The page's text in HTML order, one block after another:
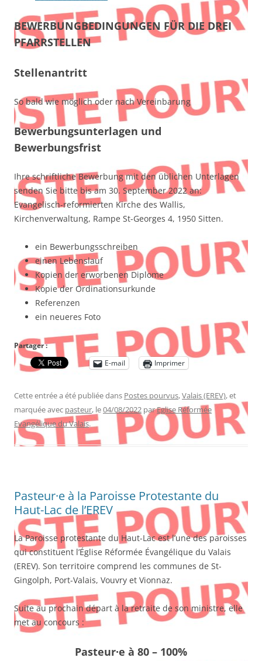
BEWERBUNGBEDINGUNGEN FÜR DIE DREI
PFARRSTELLEN
Stellenantritt
So bald wie möglich oder nach Vereinbarung
Bewerbungsunterlagen und
Bewerbungsfrist
Ihre schriftliche Bewerbung mit den üblichen Unterlagen
senden Sie bitte bis am 30. September 2022 an:
Evangelisch-reformierten Kirche des Wallis,
Kirchenverwaltung, Rampe St-Georges 4, 1950 Sitten.
ein Bewerbungsschreiben
einen Lebenslauf
Kopien der erworbenen Diplome
Kopie der Ordinationsurkunde
Referenzen
ein neueres Foto
Partager :
E-mail
Imprimer
Cette entrée a été publiée dans Postes pourvus,Valais (EREV), et
marquée avec pasteur, le04/08/2022 parEglise Réformée
Evangélique du Valais.
Pasteur·e à la Paroisse Protestante du
Haut-Lac de l’EREV
La Paroisse protestante du Haut-Lac est l’une des paroisses
qui constituent l’Église Réformée Évangélique du Valais
(EREV). Son territoire comprend les communes de St-
Gingolph, Port-Valais, Vouvry et Vionnaz.
Suite au prochain départ à la retraite de son ministre, elle
met au concours :
Pasteur·e à 80 – 100%